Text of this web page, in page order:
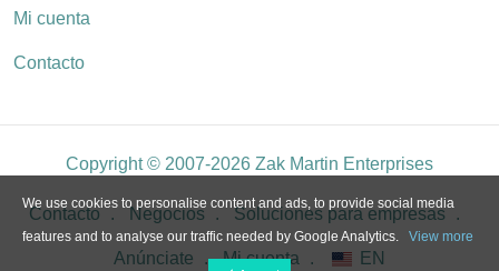
Mi cuenta
Contacto
Copyright © 2007-2026 Zak Martin Enterprises
Contacto Negocios Soluciones para empresas
Anúnciate Mi cuenta EN
We use cookies to personalise content and ads, to provide social media
features and to analyse our traffic needed by Google Analytics. View more